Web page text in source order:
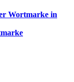
Wortmarke in